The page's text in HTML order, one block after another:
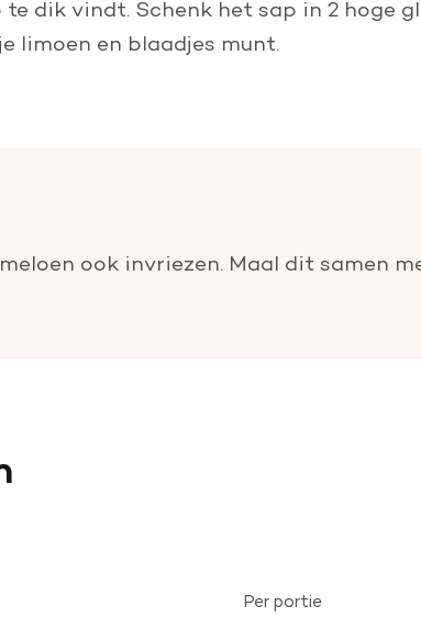
dik vindt. Schenk het sap in 2 hoge
limoen en blaadjes munt.
ook invriezen. Maal dit samen
Per portie